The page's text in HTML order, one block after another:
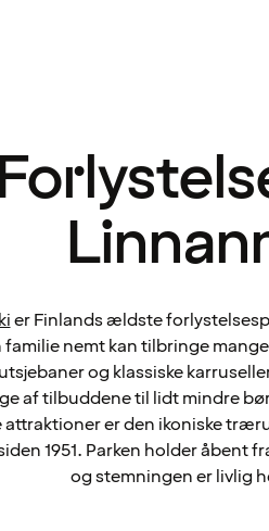
er Finlands ældste
nemt kan tilbringe
og klassiske
af tilbuddene til lidt mindre
er den ikoniske
1951. Parken holder åbent
og stemningen er livlig